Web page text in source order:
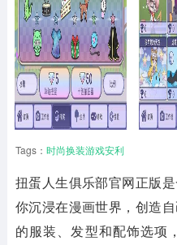
Tags： 时尚换装游戏安利
扭蛋人生俱乐部官网正版
你沉浸在漫画世界，创造
的服装、发型和配饰选项